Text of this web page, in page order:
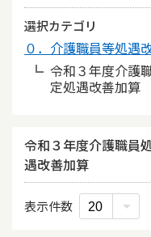
選択カテゴリ
０．介護職員等処遇
令和３年度介護
定処遇改善加算
令和３年度介護職員
遇改善加算
表示件数